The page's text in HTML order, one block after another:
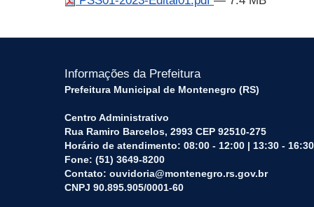
Informações da Prefeitura
Prefeitura Municipal de Montenegro (RS)
Centro Administrativo
Rua Ramiro Barcelos, 2993 CEP 92510-275
Horário de atendimento: 08:00 - 12:00 | 13:30 - 16:30
Fone: (51) 3649-8200
Contato: ouvidoria@montenegro.rs.gov.br
CNPJ 90.895.905/0001-60